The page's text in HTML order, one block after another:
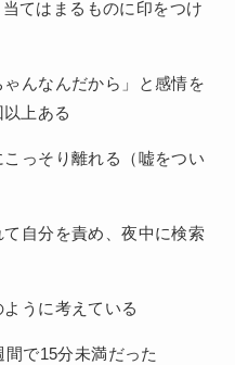
てはまるものに印をつけ
んなんだから」と感情を
上ある
っそり離れる（嘘をつい
自分を責め、夜中に検索
うに考えている
で15分未満だった